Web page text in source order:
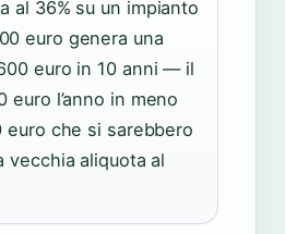
al 36% su un impianto
euro genera una
euro in 10 anni — il
euro l’anno in meno
che si sarebbero
vecchia aliquota al